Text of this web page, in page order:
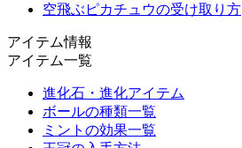
空飛ぶピカチュウの受け取り方
アイテム情報
アイテム一覧
進化石・進化アイテム
ボールの種類一覧
ミントの効果一覧